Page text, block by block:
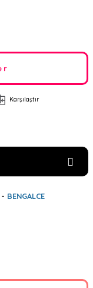
Karşılaştır
- BENGALCE